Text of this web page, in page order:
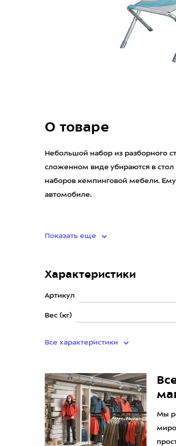
О товаре
Небольшой набор из разборного
сложенном виде убираются в
наборов кемпинговой мебели.
автомобиле.
Показать еще
Характеристики
Артикул
Вес (кг)
Все характеристики
Мы